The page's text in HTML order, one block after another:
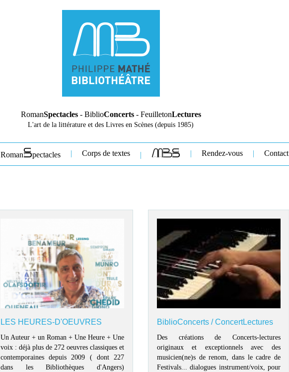
RomanSpectacles- BiblioConcerts- FeuilletonLectures
L'art de la littérature et des Livres en Scènes (depuis 1985)
Roman pectacles Corps de textes Rendez-vous Contact
LES HEURES-D'OEUVRES
Un Auteur + un Roman + Une Heure + Une
voix : déjà plus de 272 oeuvres classiques et
contemporaines depuis 2009 ( dont 227
dans les Bibliothèques d'Angers)
BiblioConcerts / ConcertLectures
Des créations de Concerts-lectures
originaux et exceptionnels avec des
musicien(ne)s de renom, dans le cadre de
Festivals... dialogues instrument/voix, pour